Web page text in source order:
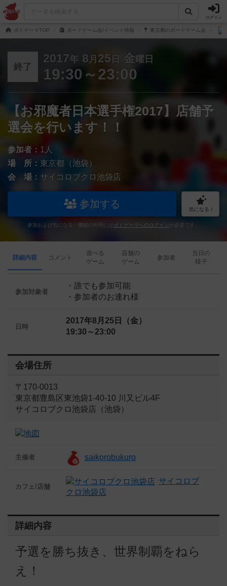
ログイン
ボドゲーマTOP ボードゲーム会/イベント情報 東京都のボードゲーム会
終了
2017年 8 月 25 日 金曜日
19:30～23:00
【お邪魔者日本選手権2017】店舗予
選会を行います！！
参加者： 1人
場 所： 東京都（池袋）
会 場： サイコロブクロ池袋店
参加する 気になる！
参加および気になる！機能の利用には ボドゲーマへのログイン が必要です。
詳細内容 コメント
遊べる
ゲーム
店舗の
ゲーム
参加者
当日の
様子
参加対象者
・誰でも参加可能
・参加者のお連れ様
日時
2017年8月25日（金）
19:30～23:00
会場住所
〒170-0013
東京都豊島区東池袋1-40-10 川又ビル4F
サイコロブクロ池袋店（池袋）
主催者 saikorobukuro
カフェ/店舗
サイコロブ
クロ池袋店
詳細内容
予選を勝ち抜き、世界制覇をねら
え！